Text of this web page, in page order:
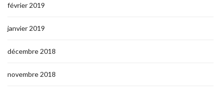
février 2019
janvier 2019
décembre 2018
novembre 2018